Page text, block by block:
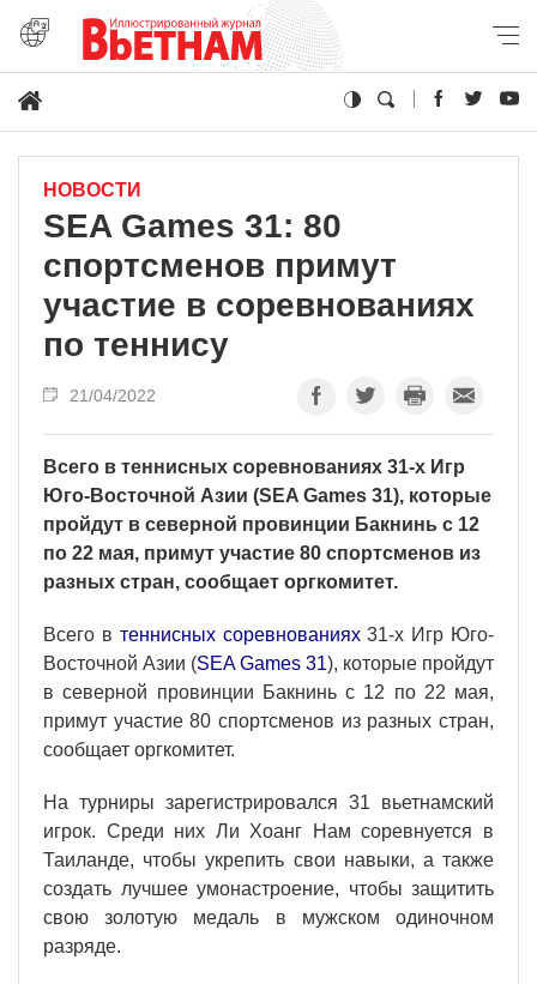
НОВОСТИ
SEA Games 31: 80
спортсменов примут
участие в соревнованиях
по теннису
21/04/2022
Всего в теннисных соревнованиях 31-х Игр
Юго-Восточной Азии (SEA Games 31), которые
пройдут в северной провинции Бакнинь с 12
по 22 мая, примут участие 80 спортсменов из
разных стран, сообщает оргкомитет.
Всего в теннисных соревнованиях31-х Игр Юго-
Восточной Азии (SEA Games 31), которые пройдут
в северной провинции Бакнинь с 12 по 22 мая,
примут участие 80 спортсменов из разных стран,
сообщает оргкомитет.
На турниры зарегистрировался 31 вьетнамский
игрок. Среди них Ли Хоанг Нам соревнуется в
Таиланде, чтобы укрепить свои навыки, а также
создать лучшее умонастроение, чтобы защитить
свою золотую медаль в мужском одиночном
разряде.